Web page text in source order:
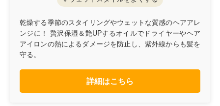
乾燥する季節のスタイリングやウェットな質感のヘアアレ
ンジに！ 贅沢保湿＆艶UPするオイルでドライヤーやヘア
アイロンの熱によるダメージを防止し、紫外線からも髪を
守る。
詳細はこちら